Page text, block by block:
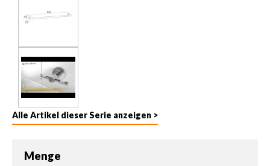
Alle Artikel dieser Serie anzeigen >
Menge